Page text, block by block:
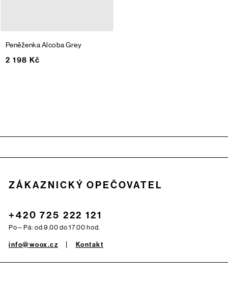
Peněženka AlcobaGrey
2 198 Kč
ZÁKAZNICKÝ OPEČOVATEL
+420 725 222 121
Po – Pá: od 9.00 do 17.00 hod.
info@woox.cz Kontakt